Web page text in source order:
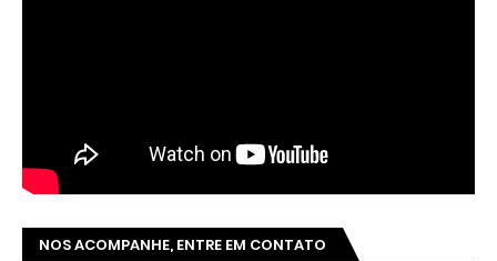
NOS ACOMPANHE, ENTRE EM CONTATO